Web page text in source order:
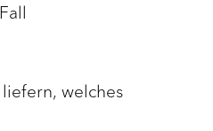
welches